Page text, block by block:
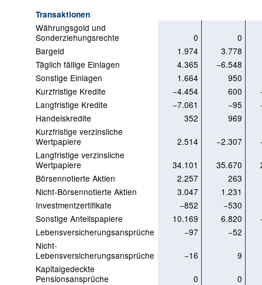
Transaktionen
Währungsgold und
Sonderziehungsrechte
0
0
Bargeld
1.974
3.778
Täglich fällige Einlagen
4.365
−6.548
Sonstige Einlagen
1.664
950
Kurzfristige Kredite
−4.454 600
Langfristige Kredite
−7.061 −95
Handelskredite
352
969
Kurzfristige verzinsliche
Wertpapiere
2.514 −2.307
Langfristige verzinsliche
Wertpapiere
34.101 35.670
Börsennotierte Aktien
2.257
263
Nicht-Börsennotierte Aktien
3.047
1.231
Investmentzertifikate
−852
−530
Sonstige Anteilspapiere
10.169 6.820
Lebensversicherungsansprüche
−97
−52
Nicht-
Lebensversicherungsansprüche
−16
9
Kapitalgedeckte
Pensionsansprüche
0
0